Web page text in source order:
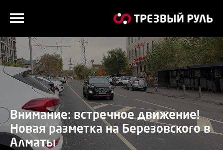
Внимание: встречное движение!
Новая разметка на Березовского в
Алматы